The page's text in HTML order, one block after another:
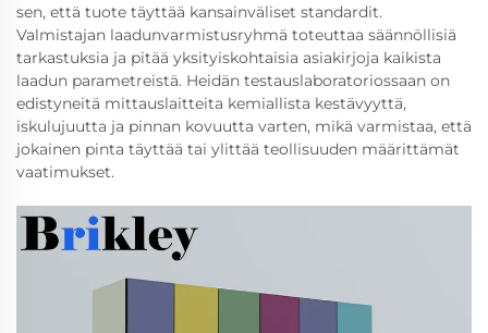
sen, että tuote täyttää kansainväliset standardit.
Valmistajan laadunvarmistusryhmä toteuttaa säännöllisiä
tarkastuksia ja pitää yksityiskohtaisia asiakirjoja kaikista
laadun parametreistä. Heidän testauslaboratoriossaan on
edistyneitä mittauslaitteita kemiallista kestävyyttä,
iskulujuutta ja pinnan kovuutta varten, mikä varmistaa, että
jokainen pinta täyttää tai ylittää teollisuuden määrittämät
vaatimukset.